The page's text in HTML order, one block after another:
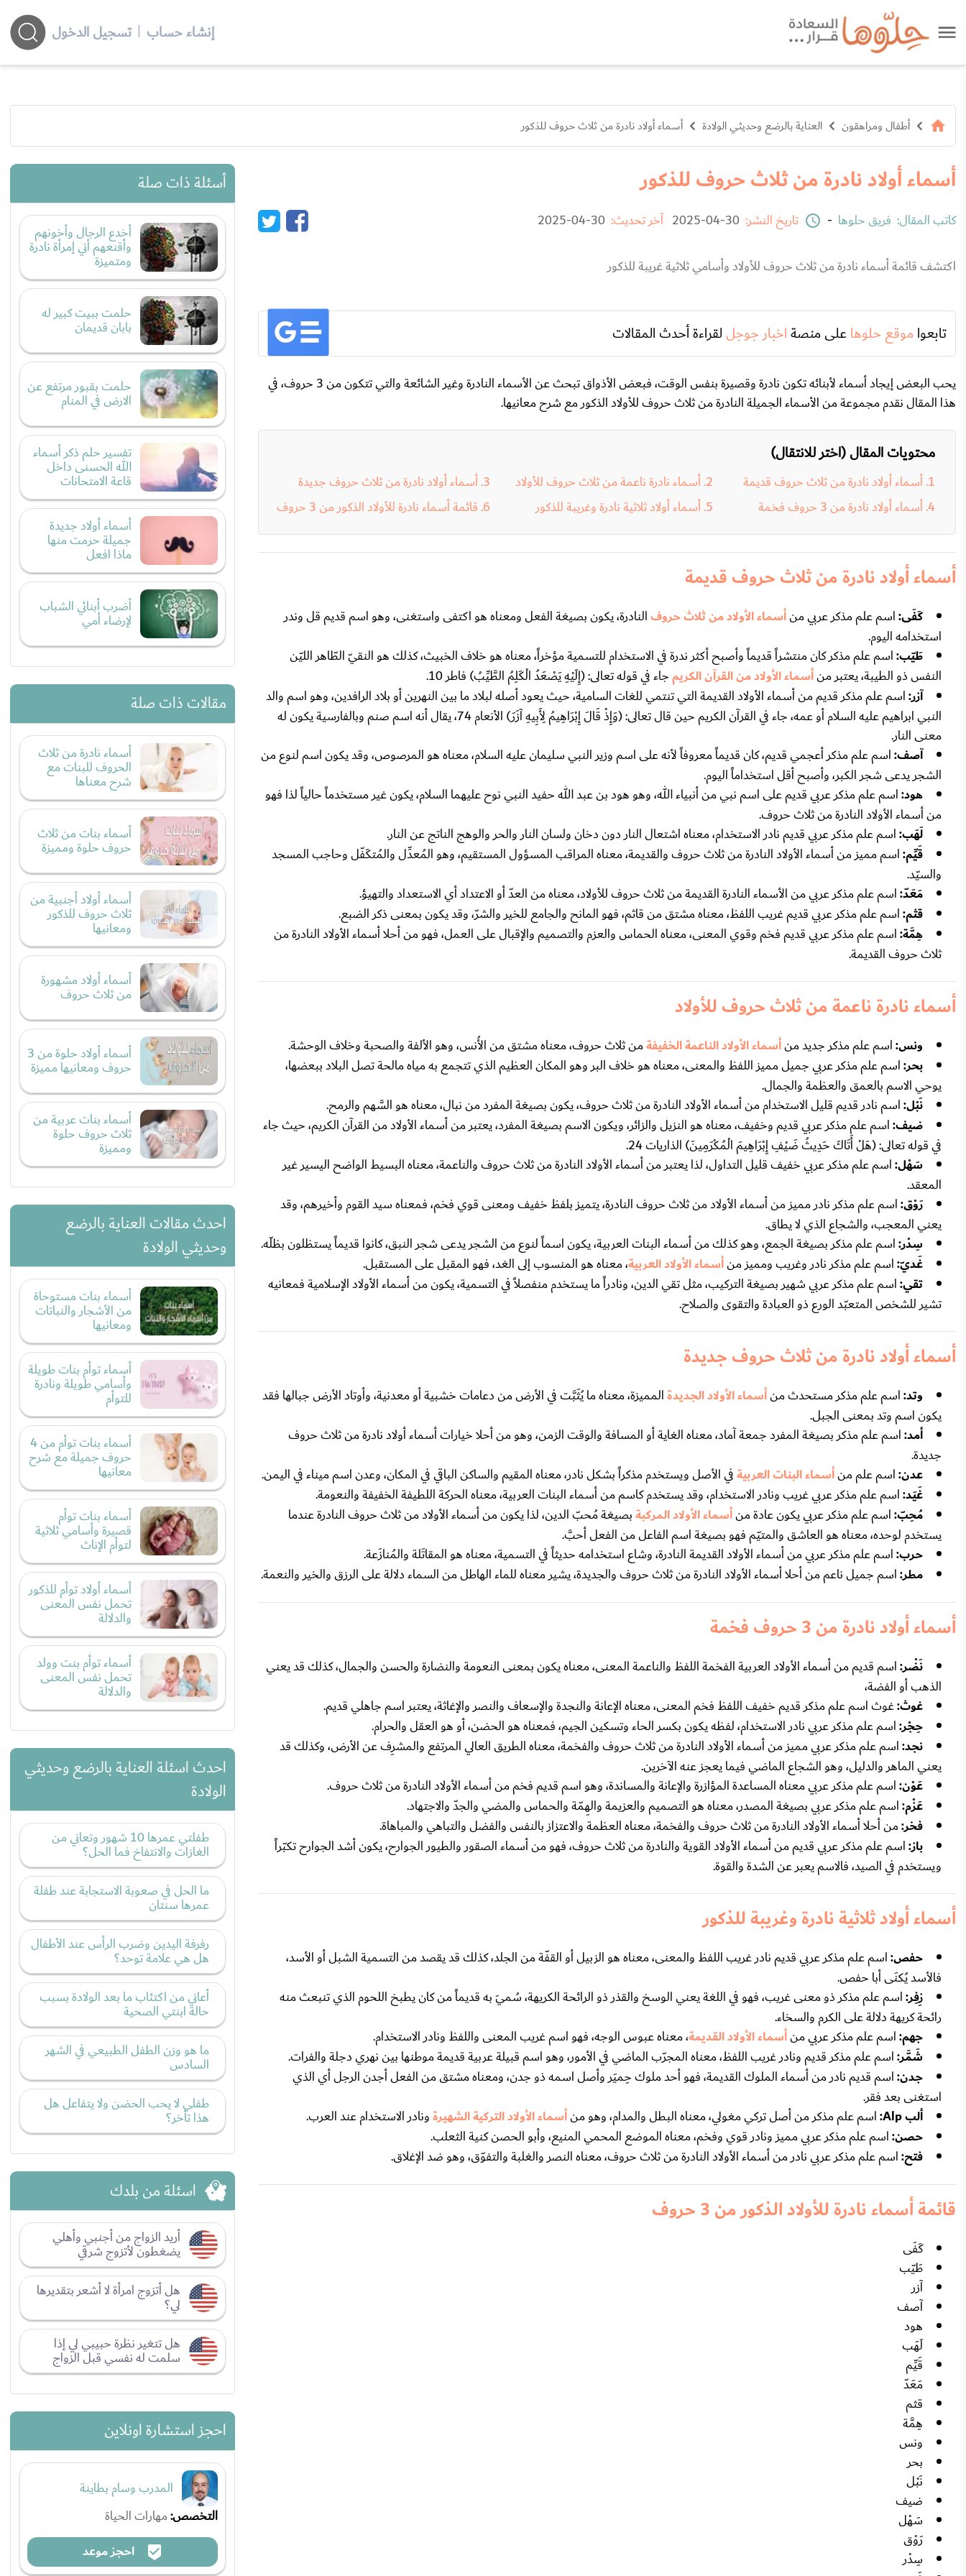
إنشاء حساب | تسجيل الدخول
أطفال ومراهقون العناية بالرضع وحديثي الولادة أسماء أولاد نادرة من ثلاث حروف للذكور
أسماء أولاد نادرة من ثلاث حروف للذكور
كاتب المقال: فريق حلوها - تاريخ النشر: 30-04-2025 آخر تحديث: 30-04-2025
اكتشف قائمة أسماء نادرة من ثلاث حروف للأولاد وأسامي ثلاثية غريبة للذكور
تابعوا موقع حلوهاعلى منصةاخبار جوجل لقراءة أحدث المقالات
يحب البعض إيجاد أسماء لأبنائه تكون نادرة وقصيرة بنفس الوقت، فبعض الأذواق تبحث عن الأسماء النادرة وغير الشائعة والتي تتكون من 3 حروف، في
هذا المقال نقدم مجموعة من الأسماء الجميلة النادرة من ثلاث حروف للأولاد الذكور مع شرح معانيها.
محتويات المقال (اختر للانتقال)
أسماء أولاد نادرة من ثلاث حروف قديمة أسماء نادرة ناعمة من ثلاث حروف للأولاد
أسماء أولاد نادرة من ثلاث حروف جديدة
أسماء أولاد نادرة من 3 حروف فخمة
أسماء أولاد ثلاثية نادرة وغريبة للذكور قائمة أسماء نادرة للأولاد الذكور من 3 حروف
أسماء أولاد نادرة من ثلاث حروف قديمة
كَفَى:اسم علم مذكر عربي منأسماء الأولاد من ثلاث حروفالنادرة، يكون بصيغة الفعل ومعناه هو اكتفى واستغنى، وهو اسم قديم قل وندر
استخدامه اليوم.
طَيّب:اسم علم مذكر كان منتشراً قديماً وأصبح أكثر ندرة في الاستخدام للتسمية مؤخراً، معناه هو خلاف الخبيث، كذلك هو النقيّ الطّاهر الليّن
النفس ذو الطيبة، يعتبر منأسماء الأولاد من القرآن الكريمجاء في قوله تعالى: (إِلَيْهِ يَصْعَدُ الْكَلِمُ الطَّيِّبُ) فاطر 10.
آزر:اسم علم مذكر قديم من أسماء الأولاد القديمة التي تنتمي للغات السامية، حيث يعود أصله لبلاد ما بين النهرين أو بلاد الرافدين، وهو اسم والد
النبي ابراهيم عليه السلام أو عمه، جاء في القرآن الكريم حين قال تعالى: (وَإِذْ قَالَ إِبْرَاهِيمُ لِأَبِيهِ آزَرَ) الأنعام 74، يقال أنه اسم صنم وبالفارسية يكون له
معنى النار.
آصف:اسم علم مذكر أعجمي قديم، كان قديماً معروفاً لأنه على اسم وزير النبي سليمان عليه السلام، معناه هو المرصوص، وقد يكون اسم لنوع من
الشجر يدعى شجر الكبر، وأصبح أقل استخداماً اليوم.
هود:اسم علم مذكر عربي قديم على اسم نبي من أنبياء الله، وهو هود بن عبد الله حفيد النبي نوح عليهما السلام، يكون غير مستخدماً حالياً لذا فهو
من أسماء الأولاد النادرة من ثلاث حروف.
لَهَب:اسم علم مذكر عربي قديم نادر الاستخدام، معناه اشتعال النار دون دخان ولسان النار والحر والوهج الناتج عن النار.
قَيِّم:اسم مميز من أسماء الأولاد النادرة من ثلاث حروف والقديمة، معناه المراقب المسؤول المستقيم، وهو المُعدِّل والمُتكَفّل وحاجب المسجد
والسيّد.
مَعَدّ:اسم علم مذكر عربي من الأسماء النادرة القديمة من ثلاث حروف للأولاد، معناه من العدّ أو الاعتداد أي الاستعداد والتهيؤ.
قثم:اسم علم مذكر عربي قديم غريب اللفظ، معناه مشتق من قاثم، فهو المانح والجامع للخير والشرّ، وقد يكون بمعنى ذكر الضبع.
هِمَّة:اسم علم مذكر عربي قديم فخم وقوي المعنى، معناه الحماس والعزم والتصميم والإقبال على العمل، فهو من أحلا أسماء الأولاد النادرة من
ثلاث حروف القديمة.
أسماء نادرة ناعمة من ثلاث حروف للأولاد
ونس:اسم علم مذكر جديد منأسماء الأولاد الناعمة الخفيفةمن ثلاث حروف، معناه مشتق من الأُنس، وهو الألفة والصحبة وخلاف الوحشة.
بحر:اسم علم مذكر عربي جميل مميز اللفظ والمعنى، معناه هو خلاف البر وهو المكان العظيم الذي تتجمع به مياه مالحة تصل البلاد ببعضها،
يوحي الاسم بالعمق والعظمة والجمال.
نَبْل:اسم نادر قديم قليل الاستخدام من أسماء الأولاد النادرة من ثلاث حروف، يكون بصيغة المفرد من نبال، معناه هو السَّهم والرمح.
ضيف:اسم علم مذكر عربي قديم وخفيف، معناه هو النزيل والزائر، ويكون الاسم بصيغة المفرد، يعتبر من أسماء الأولاد من القرآن الكريم، حيث جاء
في قوله تعالى: (هَلْ أَتَاكَ حَدِيثُ ضَيْفِ إِبْرَاهِيمَ الْمُكْرَمِينَ) الذاريات 24.
سَهْل:اسم علم مذكر عربي خفيف قليل التداول، لذا يعتبر من أسماء الأولاد النادرة من ثلاث حروف والناعمة، معناه البسيط الواضح اليسير غير
المعقد.
رَوْق:اسم علم مذكر نادر مميز من أسماء الأولاد من ثلاث حروف النادرة، يتميز بلفظ خفيف ومعنى قوي فخم، فمعناه سيد القوم وأخيرهم، وقد
يعني المعجب، والشجاع الذي لا يطاق.
سِدْر:اسم علم مذكر بصيغة الجمع، وهو كذلك من أسماء البنات العربية، يكون اسماً لنوع من الشجر يدعى شجر النبق، كانوا قديماً يستظلون بظلّه.
غَديّ:اسم علم مذكر نادر وغريب ومميز منأسماء الأولاد العربية، معناه هو المنسوب إلى الغد، فهو المقبل على المستقبل.
تقي:اسم علم مذكر عربي شهير بصيغة التركيب، مثل تقي الدين، ونادراً ما يستخدم منفصلاً في التسمية، يكون من أسماء الأولاد الإسلامية فمعانيه
تشير للشخص المتعبّد الورع ذو العبادة والتقوى والصلاح.
أسماء أولاد نادرة من ثلاث حروف جديدة
وتد:اسم علم مذكر مستحدث منأسماء الأولاد الجديدةالمميزة، معناه ما يُثَبَّت في الأرض من دعامات خشبية أو معدنية، وأوتاد الأرض جبالها فقد
يكون اسم وتد بمعنى الجبل.
أمد:اسم علم مذكر بصيغة المفرد جمعة آماد، معناه الغاية أو المسافة والوقت الزمن، وهو من أحلا خيارات أسماء أولاد نادرة من ثلاث حروف
جديدة.
عدن:اسم علم منأسماء البنات العربيةفي الأصل ويستخدم مذكراً بشكل نادر، معناه المقيم والساكن الباقي في المكان، وعدن اسم ميناء في اليمن.
غَيَد:اسم علم مذكر عربي غريب ونادر الاستخدام، وقد يستخدم كاسم من أسماء البنات العربية، معناه الحركة اللطيفة الخفيفة والنعومة.
مُحِبّ:اسم علم مذكر عربي يكون عادة منأسماء الأولاد المركبةبصيغة مُحبّ الدين، لذا يكون من أسماء الأولاد من ثلاث حروف النادرة عندما
يستخدم لوحده، معناه هو العاشق والمتيّم فهو بصيغة اسم الفاعل من الفعل أحبَّ.
حرب:اسم علم مذكر عربي من أسماء الأولاد القديمة النادرة، وشاع استخدامه حديثاً في التسمية، معناه هو المقاتَلة والمُنازَعة.
مطر:اسم جميل ناعم من أحلا أسماء الأولاد النادرة من ثلاث حروف والجديدة، يشير معناه للماء الهاطل من السماء دلالة على الرزق والخير والنعمة.
أسماء أولاد نادرة من 3 حروف فخمة
نَضْر:اسم قديم من أسماء الأولاد العربية الفخمة اللفظ والناعمة المعنى، معناه يكون بمعنى النعومة والنضارة والحسن والجمال، كذلك قد يعني
الذهب أو الفضة،
غوث:غوث اسم علم مذكر قديم خفيف اللفظ فخم المعنى، معناه الإعانة والنجدة والإسعاف والنصر والإغاثة، يعتبر اسم جاهلي قديم.
حِجْر:اسم علم مذكر عربي نادر الاستخدام، لفظه يكون بكسر الحاء وتسكين الجيم، فمعناه هو الحضن، أو هو العقل والحرام.
نجد:اسم علم مذكر عربي مميز من أسماء الأولاد النادرة من ثلاث حروف والفخمة، معناه الطريق العالي المرتفع والمشرِف عن الأرض، وكذلك قد
يعني الماهر والدليل، وهو الشجاع الماضي فيما يعجز عنه الآخرين.
عَوْن:اسم علم مذكر عربي معناه المساعدة المؤازرة والإعانة والمساندة، وهو اسم قديم فخم من أسماء الأولاد النادرة من ثلاث حروف.
عَزْم:اسم علم مذكر عربي بصيغة المصدر، معناه هو التصميم والعزيمة والهِمّة والحماس والمضي والجدّ والاجتهاد.
فخر:من أحلا أسماء الأولاد النادرة من ثلاث حروف والفخمة، معناه العظمة والاعتزاز بالنفس والفضل والتباهي والمباهاة.
باز:اسم علم مذكر عربي قديم من أسماء الأولاد القوية والنادرة من ثلاث حروف، فهو من أسماء الصقور والطيور الجوارح، يكون أشد الجوارح تكبّراً
ويستخدم في الصيد، فالاسم يعبر عن الشدة والقوة.
أسماء أولاد ثلاثية نادرة وغريبة للذكور
حفص:اسم علم مذكر عربي قديم نادر غريب اللفظ والمعنى، معناه هو الزبيل أو القفّة من الجلد، كذلك قد يقصد من التسمية الشبل أو الأسد،
فالأسد يُكنَى أبا حفص.
زِفِر:اسم علم مذكر ذو معنى غريب، فهو في اللغة يعني الوسخ والقذر ذو الرائحة الكريهة، سُميَ به قديماً من كان يطبخ اللحوم الذي تنبعث منه
رائحة كريهة دلالة على الكرم والسخاء.
جهم:اسم علم مذكر عربي منأسماء الأولاد القديمة، معناه عبوس الوجه، فهو اسم غريب المعنى واللفظ ونادر الاستخدام.
شَمَّر:اسم علم مذكر قديم ونادر غريب اللفظ، معناه المجرّب الماضي في الأمور، وهو اسم قبيلة عربية قديمة موطنها بين نهري دجلة والفرات.
جدن:اسم قديم نادر من أسماء الملوك القديمة، فهو أحد ملوك حِميَر وأصل اسمه ذو جدن، ومعناه مشتق من الفعل أجدن الرجل أي الذي
استغنى بعد فقر.
ألب Alp: اسم علم مذكر من أصل تركي مغولي، معناه البطل والمدام، وهو منأسماء الأولاد التركية الشهيرةونادر الاستخدام عند العرب.
حصن:اسم علم مذكر عربي مميز ونادر قوي وفخم، معناه الموضع المحمي المنيع، وأبو الحصن كنية الثعلب.
فتح:اسم علم مذكر عربي نادر من أسماء الأولاد النادرة من ثلاث حروف، معناه النصر والغلبة والتفوّق، وهو ضد الإغلاق.
قائمة أسماء نادرة للأولاد الذكور من 3 حروف
كَفَى
طَيّب
آزر
آصف
هود
لَهَب
قَيِّم
مَعَدّ
قثم
هِمَّة
ونس
بحر
نَبْل
ضيف
سَهْل
رَوْق
سِدْر
أسئلة ذات صلة
أخدع الرجال وأخونهم
وأقنعهم أني إمرأة نادرة
ومتميزة
حلمت ببيت كبير له
بابان قديمان
حلمت بقبور مرتفع عن
الارض في المنام
تفسير حلم ذكر أسماء
الله الحسنى داخل
قاعة الامتحانات
أسماء أولاد جديدة
جميلة حرمت منها
ماذا افعل
أضرب أبنائي الشباب
لإرضاء أمي
مقالات ذات صلة
أسماء نادرة من ثلاث
الحروف للبنات مع
شرح معناها
أسماء بنات من ثلاث
حروف حلوة ومميزة
أسماء أولاد أجنبية من
ثلاث حروف للذكور
ومعانيها
أسماء أولاد مشهورة
من ثلاث حروف
أسماء أولاد حلوة من 3
حروف ومعانيها مميزة
أسماء بنات عربية من
ثلاث حروف حلوة
ومميزة
احدث مقالات العناية بالرضع
وحديثي الولادة
أسماء بنات مستوحاة
من الأشجار والنباتات
ومعانيها
أسماء توأم بنات طويلة
وأسامي طويلة ونادرة
للتوأم
أسماء بنات توأم من 4
حروف جميلة مع شرح
معانيها
أسماء بنات توأم
قصيرة وأسامي ثلاثية
لتوأم الإناث
أسماء أولاد توأم للذكور
تحمل نفس المعنى
والدلالة
أسماء توأم بنت وولد
تحمل نفس المعنى
والدلالة
احدث اسئلة العناية بالرضع وحديثي
الولادة
طفلتي عمرها 10 شهور وتعاني من
الغازات والانتفاخ فما الحل؟
ما الحل في صعوبة الاستجابة عند طفلة
عمرها سنتان
رفرفة اليدين وضرب الرأس عند الأطفال
هل هي علامة توحد؟
أعاني من اكتئاب ما بعد الولادة بسبب
حالة ابنتي الصحية
ما هو وزن الطفل الطبيعي في الشهر
السادس
طفلي لا يحب الحضن ولا يتفاعل هل
هذا تأخر؟
اسئلة من بلدك
أريد الزواج من أجنبي وأهلي
يضغطون لأتزوج شرقي
هل أتزوج امرأة لا أشعر بتقديرها
لي؟
هل تتغير نظرة حبيبي لي إذا
سلمت له نفسي قبل الزواج
احجز استشارة اونلاين
المدرب وسام بطاينة
التخصص:مهارات الحياة
احجز موعد